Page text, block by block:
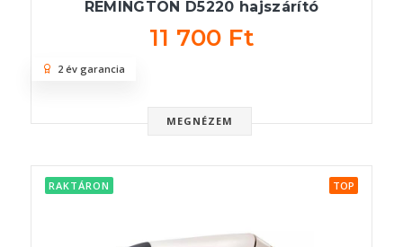
REMINGTON D5220 hajszárító
11 700 Ft
MEGNÉZEM
2 év garancia
RAKTÁRON TOP